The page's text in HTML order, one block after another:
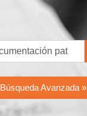
Búsqueda Avanzada »